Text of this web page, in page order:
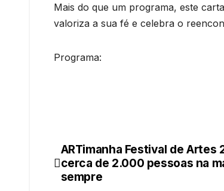
Mais do que um programa, este
valoriza a sua fé e celebra o
Programa:
Navegação
de
ARTimanha Festival de Artes
cerca de 2.000 pessoas na
sempre